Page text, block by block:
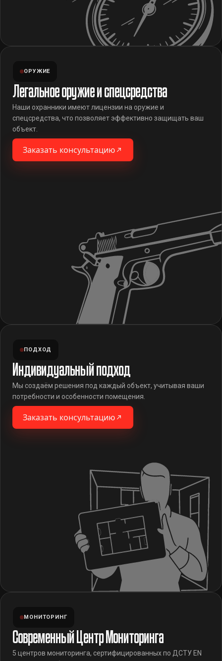
ОРУЖИЕ
Легальное оружие и спецсредства
Наши охранники имеют лицензии на оружие и
спецсредства, что позволяет эффективно защищать ваш
объект.
Заказать консультацию
ПОДХОД
Индивидуальный подход
Мы создаём решения под каждый объект, учитывая ваши
потребности и особенности помещения.
Заказать консультацию
МОНИТОРИНГ
Современный Центр Мониторинга
5 центров мониторинга, сертифицированных по ДСТУ EN